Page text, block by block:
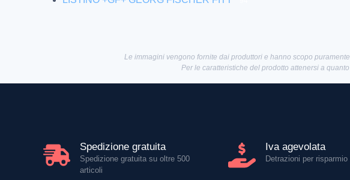
Le immagini vengono fornite dai produttori e hanno scopo
Per le caratteristiche del prodotto attenersi a
Spedizione gratuita
Spedizione gratuita su oltre 500
articoli
Iva agevolata
Detrazioni per